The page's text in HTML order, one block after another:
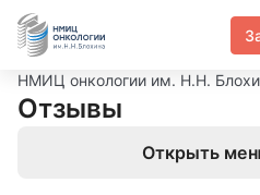
НМИЦ онкологии им. Н.Н.
Отзывы
Открыть